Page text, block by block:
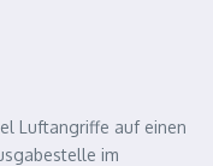
Luftangriffe auf einen
im